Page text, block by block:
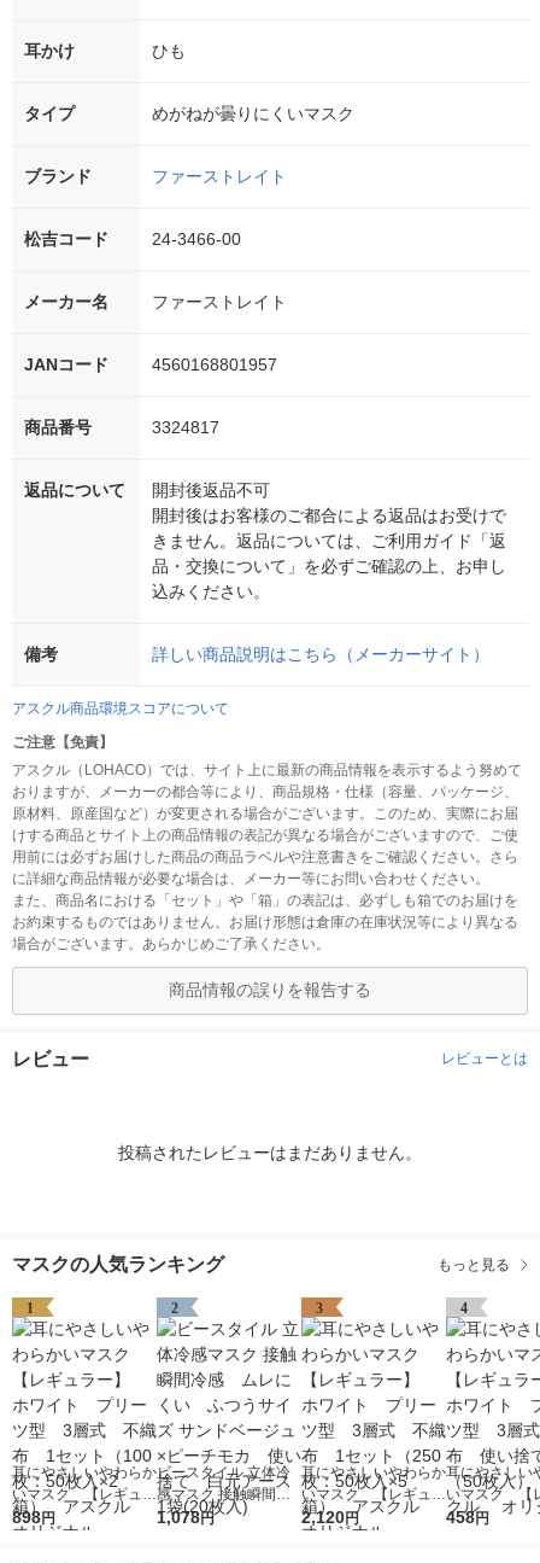
耳かけ ひも
タイプ めがねが曇りにくいマスク
ブランド ファーストレイト
松吉コード 24-3466-00
メーカー名 ファーストレイト
JANコード 4560168801957
商品番号 3324817
返品について
開封後返品不可
開封後はお客様のご都合による返品はお受けで
きません。返品については、ご利用ガイド「返
品・交換について」を必ずご確認の上、お申し
込みください。
備考 詳しい商品説明はこちら（メーカーサイト）
アスクル商品環境スコアについて
ご注意【免責】
アスクル（LOHACO）では、サイト上に最新の商品情報を表示するよう努めて
おりますが、メーカーの都合等により、商品規格・仕様（容量、パッケージ、
原材料、原産国など）が変更される場合がございます。このため、実際にお届
けする商品とサイト上の商品情報の表記が異なる場合がございますので、ご使
用前には必ずお届けした商品の商品ラベルや注意書きをご確認ください。さら
に詳細な商品情報が必要な場合は、メーカー等にお問い合わせください。
また、商品名における「セット」や「箱」の表記は、必ずしも箱でのお届けを
お約束するものではありません。お届け形態は倉庫の在庫状況等により異なる
場合がございます。あらかじめご了承ください。
商品情報の誤りを報告する
レビュー レビューとは
投稿されたレビューはまだありません。
マスクの人気ランキング もっと見る
1
耳にやさしいやわらか
いマスク 【レギュラ
ー】 ホワイト プリ
898円
2
ビースタイル 立体冷
感マスク 接触瞬間冷
感 ムレにくい ふつ
1,078円
3
耳にやさしいやわらか
いマスク 【レギュラ
ー】 ホワイト プリ
2,120円
4
耳にやさしい
いマスク 【
ー】 ホワイ
458円